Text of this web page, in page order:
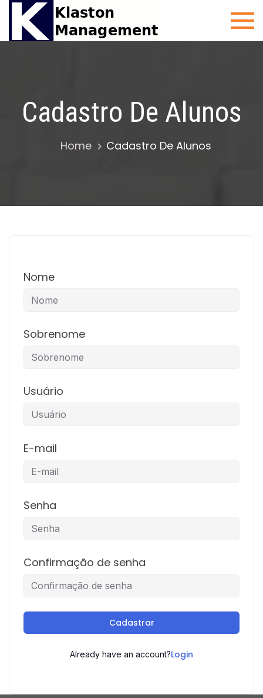
Skip
content
Cursos
Klaston
auditor
interno ISO
entre outros
Cadastro De Alunos
Home Cadastro De Alunos
Nome
Sobrenome
Usuário
E-mail
Senha
Confirmação de senha
Cadastrar
Already have an account?Login